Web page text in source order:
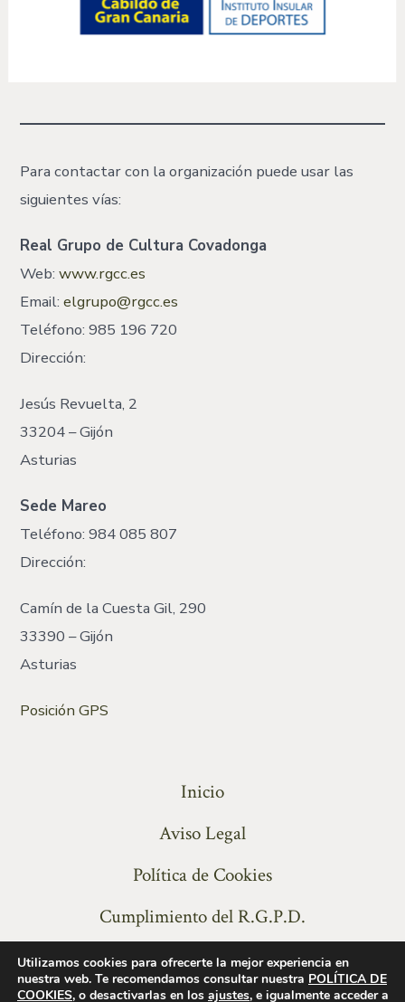
Para contactar con la organización puede usar las
siguientes vías:
Real Grupo de Cultura Covadonga
Web:www.rgcc.es
Email:elgrupo@rgcc.es
Teléfono: 985 196 720
Dirección:
Jesús Revuelta, 2
33204 – Gijón
Asturias
Sede Mareo
Teléfono: 984 085 807
Dirección:
Camín de la Cuesta Gil, 290
33390 – Gijón
Asturias
Posición GPS
Inicio
Aviso Legal
Política de Cookies
Cumplimiento del R.G.P.D.
Utilizamos cookies para ofrecerte la mejor experiencia en
nuestra web. Te recomendamos consultar nuestra POLÍTICA DE
COOKIES, o desactivarlas en los ajustes, e igualmente acceder a